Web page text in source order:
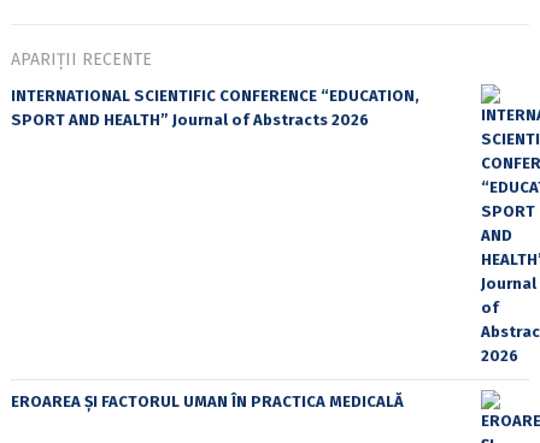
APARIȚII RECENTE
INTERNATIONAL SCIENTIFIC CONFERENCE “EDUCATION,
SPORT AND HEALTH” Journal of Abstracts 2026
EROAREA ȘI FACTORUL UMAN ÎN PRACTICA MEDICALĂ